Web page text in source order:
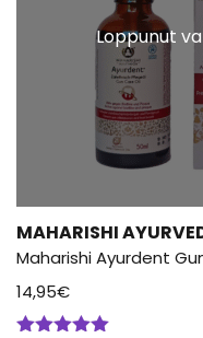
Loppunut
MAHARISHI
Maharishi Ayurdent
14,95€